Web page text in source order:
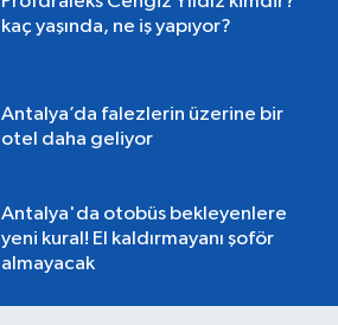
kaç yaşında, ne iş yapıyor?
Antalya’da falezlerin üzerine bir
otel daha geliyor
Antalya'da otobüs bekleyenlere
yeni kural! El kaldırmayanı şoför
almayacak